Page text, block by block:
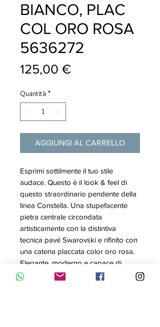
BIANCO, PLAC
COL ORO ROSA
5636272
125,00 €Prezzo
Quantità *
AGGIUNGI AL CARRELLO
Esprimi sottilmente il tuo stile
audace. Questo è il look & feel di
questo straordinario pendente della
linea Constella. Una stupefacente
pietra centrale circondata
artisticamente con la distintiva
tecnica pavé Swarovski e rifinito con
una catena placcata color oro rosa.
Elegante, moderno e capace di
adattarsi a uno stile più o meno